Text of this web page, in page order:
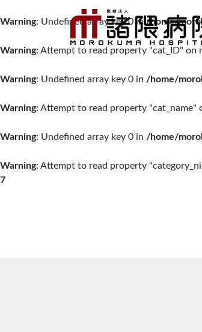
Warning: Undefined array key 0 in /home/
Warning: Attempt to read property "cat_ID" on
Warning: Undefined array key 0 in /home/
Warning: Attempt to read property "cat_name"
Warning: Undefined array key 0 in /home/
Warning: Attempt to read property
7